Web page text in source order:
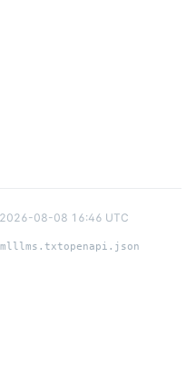
2026-08-08 16:46 UTC
llms.txtopenapi.json